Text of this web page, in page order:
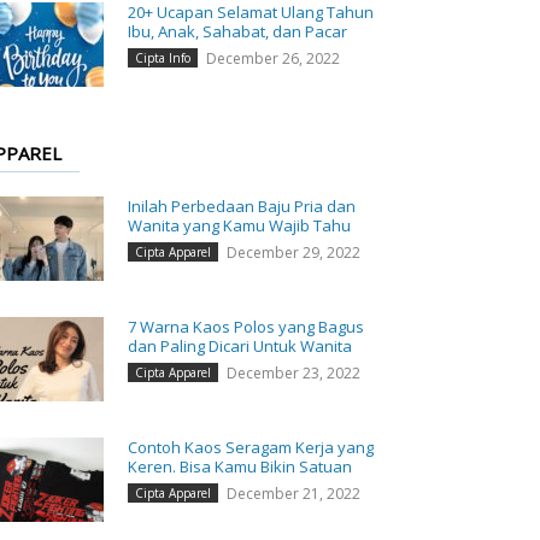
20+ Ucapan Selamat Ulang Tahun
Ibu, Anak, Sahabat, dan Pacar
Cipta Info December 26, 2022
Inilah Perbedaan Baju Pria dan
Wanita yang Kamu Wajib Tahu
Cipta Apparel December 29, 2022
7 Warna Kaos Polos yang Bagus
dan Paling Dicari Untuk Wanita
Cipta Apparel December 23, 2022
Contoh Kaos Seragam Kerja yang
Keren. Bisa Kamu Bikin Satuan
Cipta Apparel December 21, 2022